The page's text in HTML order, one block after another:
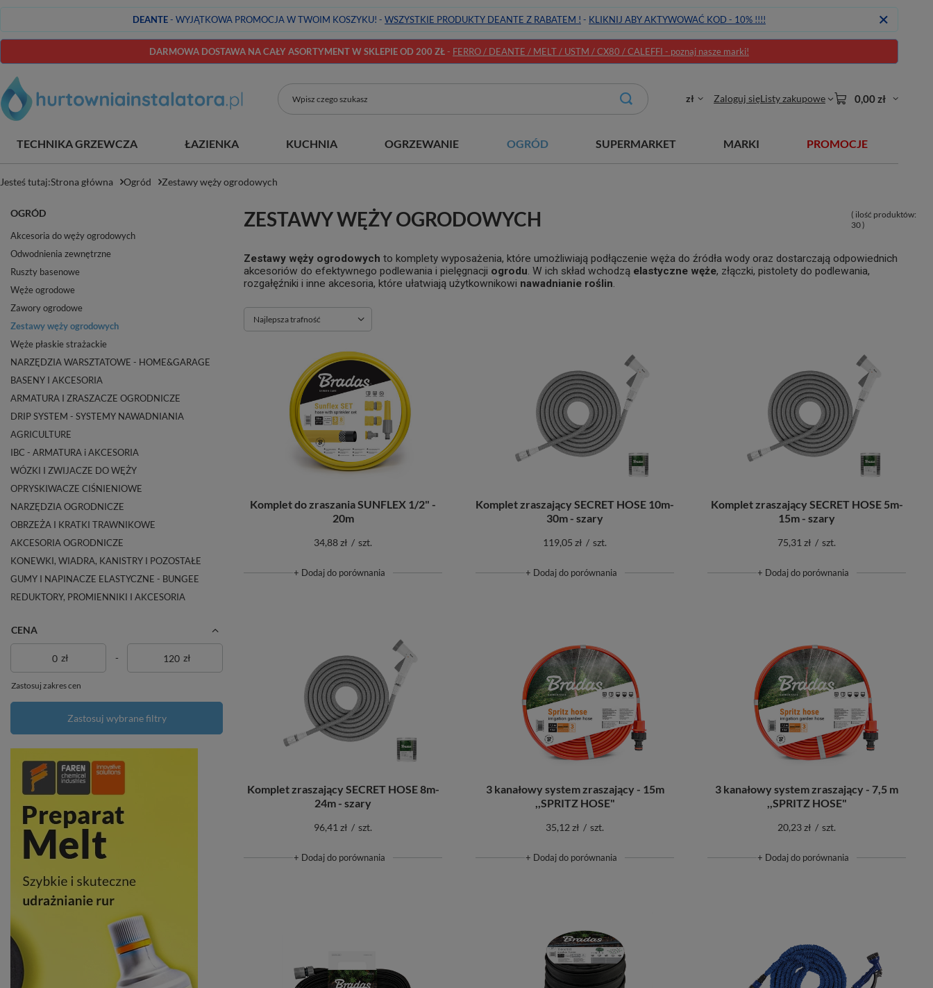
DEANTE- WYJĄTKOWA PROMOCJA W TWOIM KOSZYKU! - WSZYSTKIE PRODUKTY DEANTE Z RABATEM ! - KLIKNIJ ABY AKTYWOWAĆ KOD - 10% !!!!
DARMOWA DOSTAWA NA CAŁY ASORTYMENT W SKLEPIE OD 200 ZŁ- FERRO / DEANTE / MELT / USTM / CX80 / CALEFFI - poznaj nasze marki!
zł Zaloguj sięListy zakupowe 0,00 zł
TECHNIKA GRZEWCZA ŁAZIENKA KUCHNIA OGRZEWANIE OGRÓD SUPERMARKET MARKI PROMOCJE
Jesteś tutaj:Strona główna Ogród Zestawy węży ogrodowych
OGRÓD
Akcesoria do węży ogrodowych
Odwodnienia zewnętrzne
Ruszty basenowe
Węże ogrodowe
Zawory ogrodowe
Zestawy węży ogrodowych
Węże płaskie strażackie
NARZĘDZIA WARSZTATOWE - HOME&GARAGE
BASENY I AKCESORIA
ARMATURA I ZRASZACZE OGRODNICZE
DRIP SYSTEM - SYSTEMY NAWADNIANIA
AGRICULTURE
IBC - ARMATURA i AKCESORIA
WÓZKI I ZWIJACZE DO WĘŻY
OPRYSKIWACZE CIŚNIENIOWE
NARZĘDZIA OGRODNICZE
OBRZEŻA I KRATKI TRAWNIKOWE
AKCESORIA OGRODNICZE
KONEWKI, WIADRA, KANISTRY I POZOSTAŁE
GUMY I NAPINACZE ELASTYCZNE - BUNGEE
REDUKTORY, PROMIENNIKI I AKCESORIA
CENA
zł - zł
Zastosuj zakres cen
Zastosuj wybrane filtry
ZESTAWY WĘŻY OGRODOWYCH
( ilość produktów:
30)
Zestawy węży ogrodowych to komplety wyposażenia, które umożliwiają podłączenie węża do źródła wody oraz dostarczają odpowiednich
akcesoriów do efektywnego podlewania i pielęgnacji ogrodu. W ich skład wchodzą elastyczne węże, złączki, pistolety do podlewania,
rozgałęźniki i inne akcesoria, które ułatwiają użytkownikowi nawadnianie roślin.
Zmień sortowanie
Najlepsza trafność
Komplet do zraszania SUNFLEX 1/2" -
20m
34,88 zł / szt.
+ Dodaj do porównania
Komplet zraszający SECRET HOSE 10m-
30m - szary
119,05 zł / szt.
+ Dodaj do porównania
Komplet zraszający SECRET HOSE 5m-
15m - szary
75,31 zł / szt.
+ Dodaj do porównania
Komplet zraszający SECRET HOSE 8m-
24m - szary
96,41 zł / szt.
+ Dodaj do porównania
3 kanałowy system zraszający - 15m
,,SPRITZ HOSE"
35,12 zł / szt.
+ Dodaj do porównania
3 kanałowy system zraszający - 7,5 m
,,SPRITZ HOSE"
20,23 zł / szt.
+ Dodaj do porównania